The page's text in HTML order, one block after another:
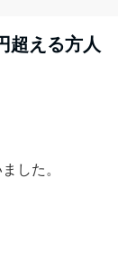
超える方人
した。